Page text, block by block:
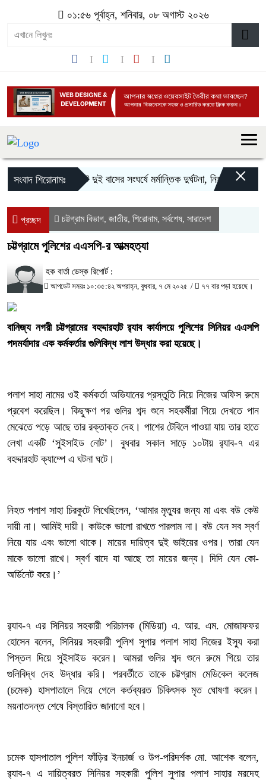
০১:৫৬ পূর্বাহ্ন, শনিবার, ০৮ অগাস্ট ২০২৬
সংবাদ শিরোনামঃসিলেটে দুই বাসের সংঘর্ষে মর্মান্তিক দুর্ঘটনা, নিহত ৮ ও আহত
×
প্রচ্ছদ চট্টগ্রাম বিভাগ, জাতীয়, শিরোনাম, সর্বশেষ, সারাদেশ
চট্টগ্রামে পুলিশের এএসপি-র আত্মহত্যা
হক বার্তা ডেস্ক রিপোর্ট :
আপডেট সময়ঃ ১০:৩৫:৪২ অপরাহ্ন, বুধবার, ৭ মে ২০২৫ / ৭৭ বার পড়া হয়েছে।
‎বানিজ্য নগরী চট্টগ্রামের বহদ্দারহাট র‌্যাব কার্যালয়ে পুলিশের সিনিয়র এএসপি
পদমর্যাদার এক কর্মকর্তার গুলিবিদ্ধ লাশ উদ্ধার করা হয়েছে।
‎পলাশ সাহা নামের ওই কর্মকর্তা অভিযানের প্রস্তুতি নিয়ে নিজের অফিস রুমে
প্রবেশ করেছিল। কিছুক্ষণ পর গুলির শব্দ শুনে সহকর্মীরা গিয়ে দেখতে পান
মেঝেতে পড়ে আছে তার রক্তাক্ত দেহ। পাশের টেবিলে পাওয়া যায় তার হাতে
লেখা একটি ‘সুইসাইড নোট’। বুধবার সকাল সাড়ে ১০টায় র‌্যাব-৭ এর
বহদ্দারহাট ক্যাম্পে এ ঘটনা ঘটে।
‎নিহত পলাশ সাহা চিরকুটে লিখেছিলেন, ‘আমার মৃত্যুর জন্য মা এবং বউ কেউ
দায়ী না। আমিই দায়ী। কাউকে ভালো রাখতে পারলাম না। বউ যেন সব স্বর্ণ
নিয়ে যায় এবং ভালো থাকে। মায়ের দায়িত্ব দুই ভাইয়ের ওপর। তারা যেন
মাকে ভালো রাখে। স্বর্ণ বাদে যা আছে তা মায়ের জন্য। দিদি যেন কো-
অর্ডিনেট করে।’
‎র‌্যাব-৭ এর সিনিয়র সহকারী পরিচালক (মিডিয়া) এ. আর. এম. মোজাফফর
হোসেন বলেন, সিনিয়র সহকারী পুলিশ সুপার পলাশ সাহা নিজের ইস্যু করা
পিস্তল দিয়ে সুইসাইড করেন। আমরা গুলির শব্দ শুনে রুমে গিয়ে তার
গুলিবিদ্ধ দেহ উদ্ধার করি। পরবর্তীতে তাকে চট্টগ্রাম মেডিকেল কলেজ
(চমেক) হাসপাতালে নিয়ে গেলে কর্তব্যরত চিকিৎসক মৃত ঘোষণা করেন।
ময়নাতদন্ত শেষে বিস্তারিত জানানো হবে।
‎চমেক হাসপাতাল পুলিশ ফাঁড়ির ইনচার্জ ও উপ-পরিদর্শক মো. আশেক বলেন,
র‌্যাব-৭ এ দায়িত্বরত সিনিয়র সহকারী পুলিশ সুপার পলাশ সাহার মরদেহ